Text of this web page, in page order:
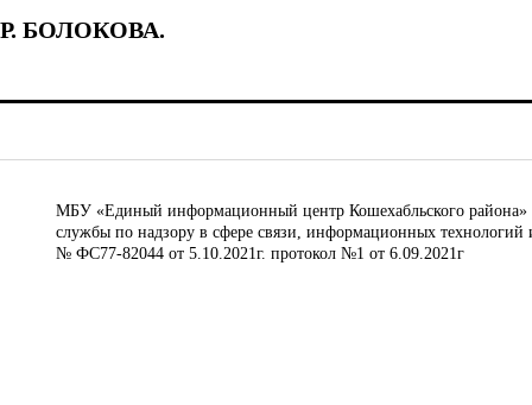
Р. БОЛОКОВА.
МБУ «Единый информационный центр Кошехабльского района»
службы по надзору в сфере связи, информационных
№ ФС77-82044 от 5.10.2021г. протокол №1 от 6.09.2021г